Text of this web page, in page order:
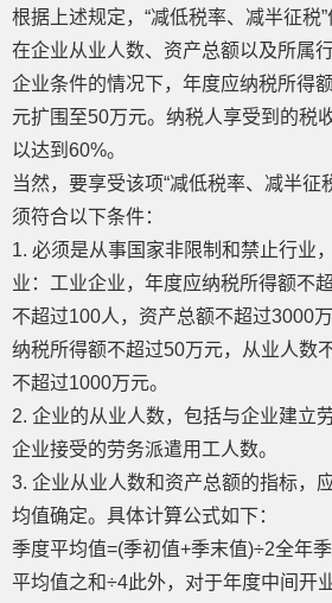
根据上述规定，“减低税率、减半征税”
在企业从业人数、资产总额以及所属
企业条件的情况下，年度应纳税所得
元扩围至50万元。纳税人享受到的税
以达到60%。
当然，要享受该项“减低税率、减半征
须符合以下条件：
1. 必须是从事国家非限制和禁止行业
业：工业企业，年度应纳税所得额不
不超过100人，资产总额不超过3000
纳税所得额不超过50万元，从业人数
不超过1000万元。
2. 企业的从业人数，包括与企业建立
企业接受的劳务派遣用工人数。
3. 企业从业人数和资产总额的指标，
均值确定。具体计算公式如下：
季度平均值=(季初值+季末值)÷2全年
平均值之和÷4此外，对于年度中间开